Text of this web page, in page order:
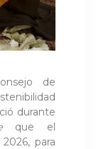
de
durante
que el
para